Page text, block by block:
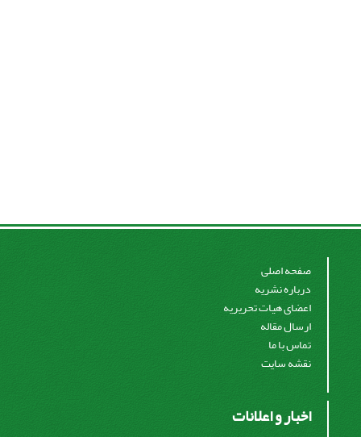
صفحه اصلی
درباره نشریه
اعضای هیات تحریریه
ارسال مقاله
تماس با ما
نقشه سایت
اخبار و اعلانات